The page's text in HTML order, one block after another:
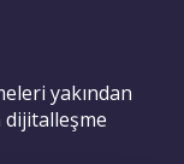
yakından
dijitalleşme